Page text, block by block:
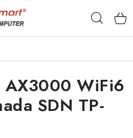
AX3000 WiFi6
SDN TP-